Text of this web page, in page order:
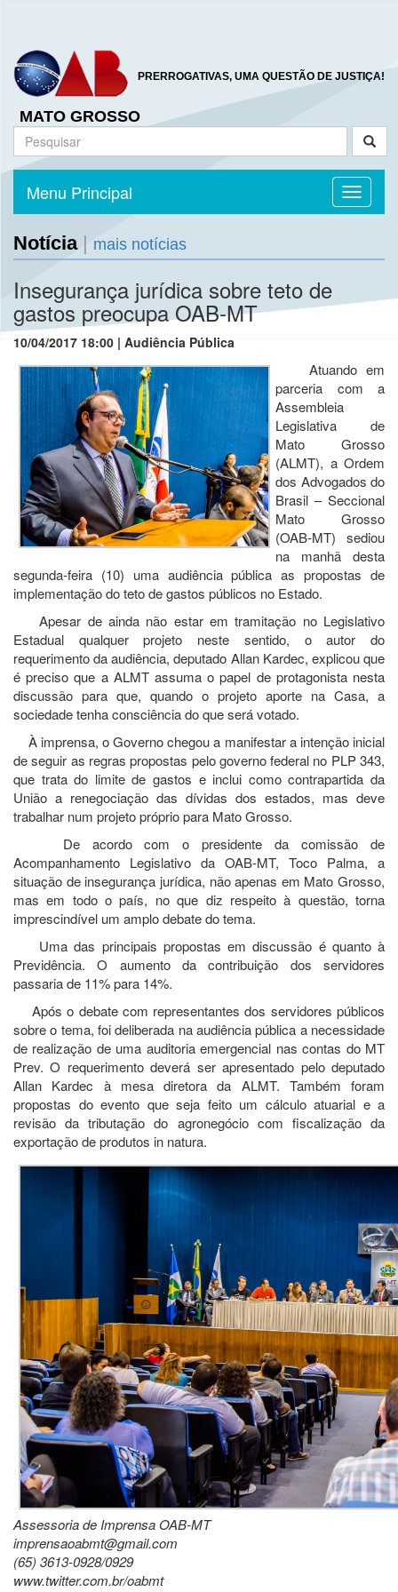
PRERROGATIVAS, UMA QUESTÃO DE JUSTIÇA!
MATO GROSSO
Toggle
Menu Principal
Notícia| mais notícias
Insegurança jurídica sobre teto de
gastos preocupa OAB-MT
10/04/2017 18:00 | Audiência Pública
Atuando em
parceria com a
Assembleia
Legislativa de
Mato Grosso
(ALMT), a Ordem
dos Advogados do
Brasil – Seccional
Mato Grosso
(OAB-MT) sediou
na manhã desta
segunda-feira (10) uma audiência pública as propostas de
implementação do teto de gastos públicos no Estado.
Apesar de ainda não estar em tramitação no Legislativo
Estadual qualquer projeto neste sentido, o autor do
requerimento da audiência, deputado Allan Kardec, explicou que
é preciso que a ALMT assuma o papel de protagonista nesta
discussão para que, quando o projeto aporte na Casa, a
sociedade tenha consciência do que será votado.
À imprensa, o Governo chegou a manifestar a intenção inicial
de seguir as regras propostas pelo governo federal no PLP 343,
que trata do limite de gastos e inclui como contrapartida da
União a renegociação das dívidas dos estados, mas deve
trabalhar num projeto próprio para Mato Grosso.
De acordo com o presidente da comissão de
Acompanhamento Legislativo da OAB-MT, Toco Palma, a
situação de insegurança jurídica, não apenas em Mato Grosso,
mas em todo o país, no que diz respeito à questão, torna
imprescindível um amplo debate do tema.
Uma das principais propostas em discussão é quanto à
Previdência. O aumento da contribuição dos servidores
passaria de 11% para 14%.
Após o debate com representantes dos servidores públicos
sobre o tema, foi deliberada na audiência pública a necessidade
de realização de uma auditoria emergencial nas contas do MT
Prev. O requerimento deverá ser apresentado pelo deputado
Allan Kardec à mesa diretora da ALMT. Também foram
propostas do evento que seja feito um cálculo atuarial e a
revisão da tributação do agronegócio com fiscalização da
exportação de produtos in natura.
Assessoria de Imprensa OAB-MT
imprensaoabmt@gmail.com
(65) 3613-0928/0929
www.twitter.com.br/oabmt